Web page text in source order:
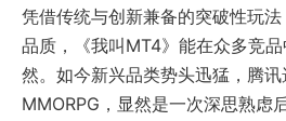
凭借传统与创新兼备的突破性玩
品质，《我叫MT4》能在众多竞
然。如今新兴品类势头迅猛，腾
MMORPG，显然是一次深思熟虑